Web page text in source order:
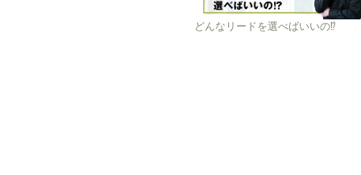
どんなリードを選べばいいの⁉︎